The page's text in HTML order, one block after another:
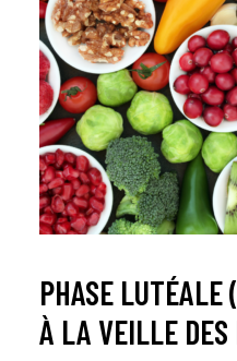
PHASE LUTÉALE
À LA VEILLE DES